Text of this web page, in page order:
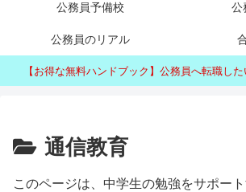
公務員予備校 公
公務員のリアル
【お得な無料ハンドブック】公務員へ転職し
通信教育
このページは、中学生の勉強をサポー